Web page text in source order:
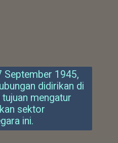
September 1945,
didirikan di
tujuan mengatur
sektor
ini.